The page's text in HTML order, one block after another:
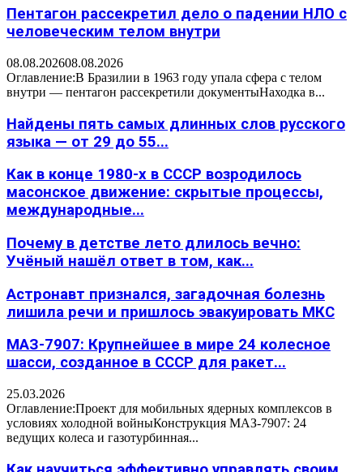
Пентагон рассекретил дело о падении НЛО с
человеческим телом внутри
08.08.202608.08.2026
Оглавление:В Бразилии в 1963 году упала сфера с телом
внутри — пентагон рассекретили документыНаходка в...
Найдены пять самых длинных слов русского
языка — от 29 до 55...
Как в конце 1980-х в СССР возродилось
масонское движение: скрытые процессы,
международные...
Почему в детстве лето длилось вечно:
Учёный нашёл ответ в том, как...
Астронавт признался, загадочная болезнь
лишила речи и пришлось эвакуировать МКС
МАЗ-7907: Крупнейшее в мире 24 колесное
шасси, созданное в СССР для ракет...
25.03.2026
Оглавление:Проект для мобильных ядерных комплексов в
условиях холодной войныКонструкция МАЗ-7907: 24
ведущих колеса и газотурбинная...